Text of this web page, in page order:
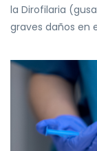
la Dirofilaria
graves daños en